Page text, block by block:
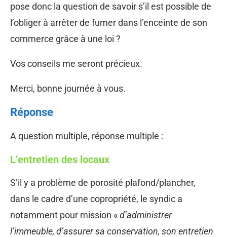
pose donc la question de savoir s’il est possible de
l’obliger à arrêter de fumer dans l’enceinte de son
commerce grâce à une loi ?
Vos conseils me seront précieux.
Merci, bonne journée à vous.
Réponse
A question multiple, réponse multiple :
L’entretien des locaux
S’il y a problème de porosité plafond/plancher,
dans le cadre d’une copropriété, le syndic a
notamment pour mission «d’administrer
l’immeuble, d’assurer sa conservation, son entretien